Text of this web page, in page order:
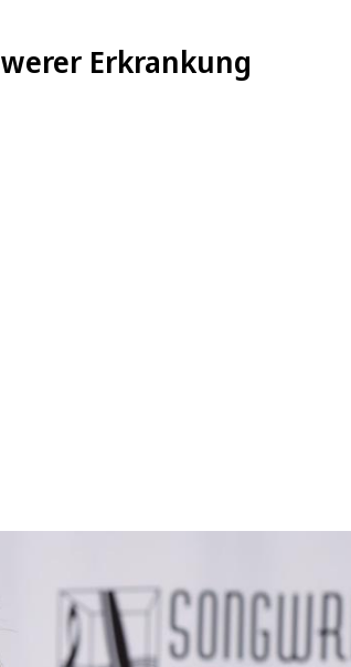
Erkrankung